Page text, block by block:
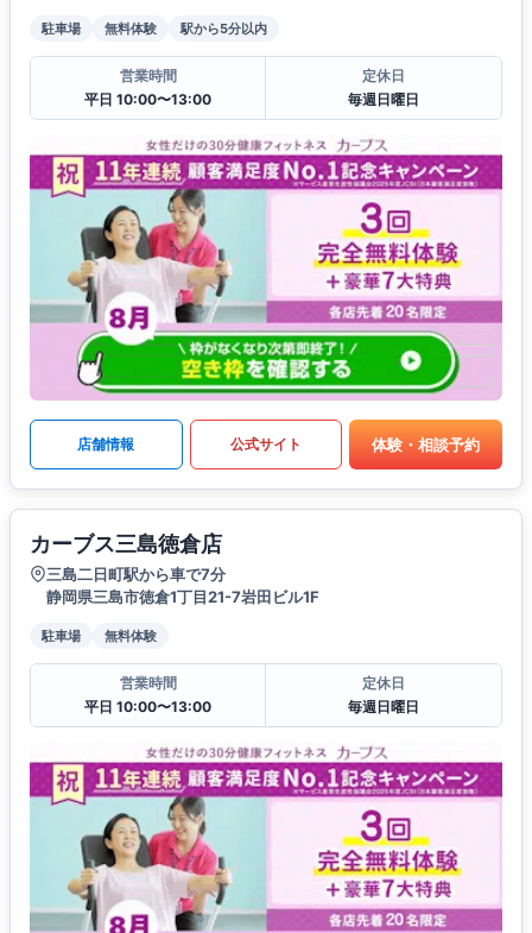
駐車場 無料体験 駅から5分以内
営業時間
平日 10:00〜13:00
定休日
毎週日曜日
店舗情報 公式サイト 体験・相談予約
カーブス三島徳倉店
三島二日町駅から車で7分
静岡県三島市徳倉1丁目21-7岩田ビル1F
駐車場 無料体験
営業時間
平日 10:00〜13:00
定休日
毎週日曜日